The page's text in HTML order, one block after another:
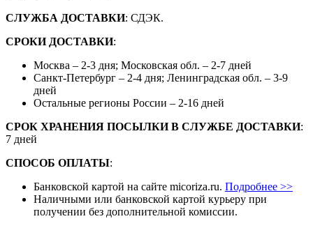
СЛУЖБА ДОСТАВКИ: СДЭК.
СРОКИ ДОСТАВКИ:
Москва – 2-3 дня; Московская обл. – 2-7 дней
Санкт-Петербург – 2-4 дня; Ленинградская обл. – 3-9
дней
Остальные регионы России – 2-16 дней
СРОК ХРАНЕНИЯ ПОСЫЛКИ В СЛУЖБЕ ДОСТАВКИ:
7 дней
СПОСОБ ОПЛАТЫ:
Банковской картой на сайте micoriza.ru. Подробнее >>
Наличными или банковской картой курьеру при
получении без дополнительной комиссии.